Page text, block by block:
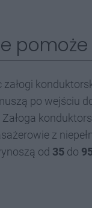
pomoże
po wejściu
z
od 35 do